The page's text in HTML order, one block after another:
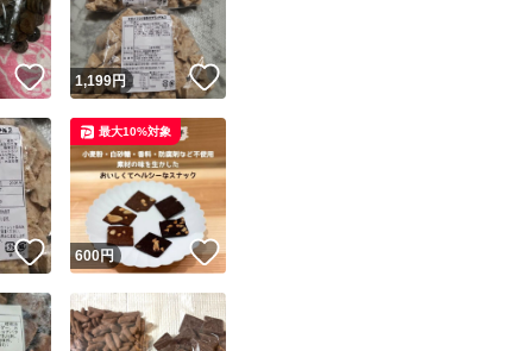
いいね！
1,199円 いいね！
いいね！
600円 いいね！
最大10%対象